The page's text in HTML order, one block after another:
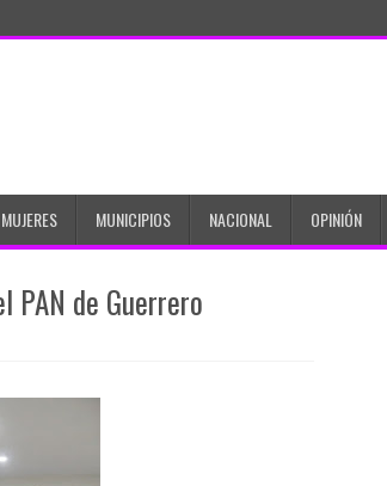
MUJERES MUNICIPIOS NACIONAL OPINIÓN
PAN de Guerrero